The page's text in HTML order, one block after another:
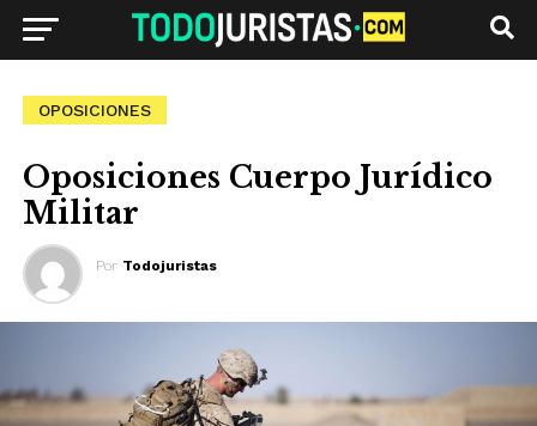
OPOSICIONES
Oposiciones Cuerpo Jurídico
Militar
Por Todojuristas